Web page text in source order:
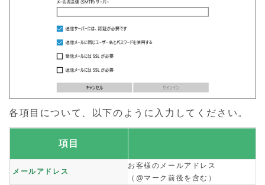
各項目について、以下のように入力してください。
項目
メールアドレス
お客様のメールアドレス
（@マーク前後を含む）